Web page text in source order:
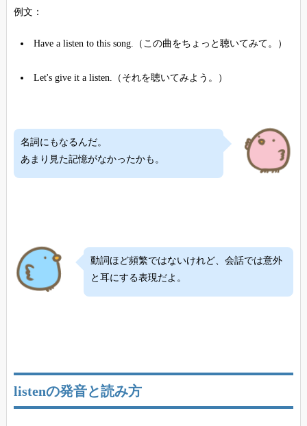
例文：
Have a listen to this song.（この曲をちょっと聴いてみて。）
Let's give it a listen.（それを聴いてみよう。）
名詞にもなるんだ。
あまり見た記憶がなかったかも。
動詞ほど頻繁ではないけれど、会話では意外
と耳にする表現だよ。
listenの発音と読み方